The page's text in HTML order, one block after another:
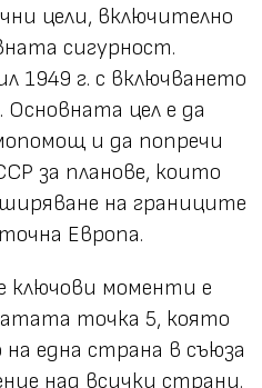
цели, включително
сигурност.
1949 г. с включването
цел е да
и да попречи
за планове, които
на границите
Европа.
моменти е
точка 5, която
една страна в съюза
над всички страни.